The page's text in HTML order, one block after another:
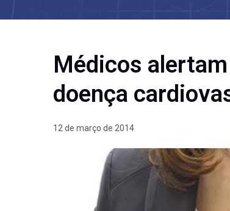
Médicos
doença
12 de março de 2014